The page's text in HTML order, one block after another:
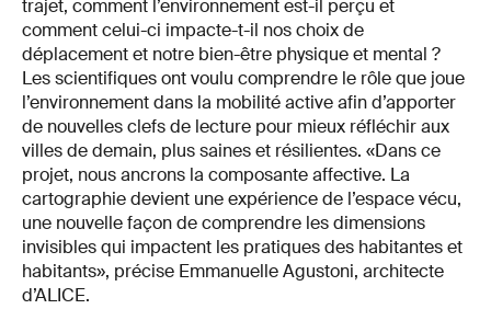
trajet, comment l’environnement est-il perçu et
comment celui-ci impacte-t-il nos choix de
déplacement et notre bien-être physique et mental ?
Les scientifiques ont voulu comprendre le rôle que joue
l’environnement dans la mobilité active afin d’apporter
de nouvelles clefs de lecture pour mieux réfléchir aux
villes de demain, plus saines et résilientes. «Dans ce
projet, nous ancrons la composante affective. La
cartographie devient une expérience de l’espace vécu,
une nouvelle façon de comprendre les dimensions
invisibles qui impactent les pratiques des habitantes et
habitants», précise Emmanuelle Agustoni, architecte
d’ALICE.